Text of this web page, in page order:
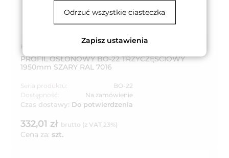
Kod produktu: 5-469-1950
PROFIL OSŁONOWY BO-22 TRZYCZĘŚCIOWY
1950mm SZARY RAL 7016
Seria produktu:
BO-22
Dostępność:
Na zamówienie
Czas dostawy: Do potwierdzenia
332,01 zł brutto (z VAT 23%)
Cena za: szt.
Odrzuć wszystkie ciasteczka
Zapisz ustawienia